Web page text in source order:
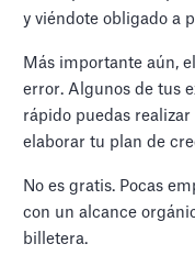
y viéndote obligado a
Más importante aún,
error. Algunos de tus
rápido puedas
elaborar tu plan de
No es gratis. Pocas
con un alcance
billetera.